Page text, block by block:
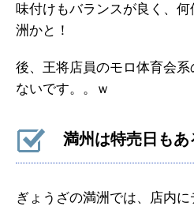
味付けもバランスが良く、
洲かと！
後、王将店員のモロ体育会
ないです。。ｗ
満州は特売日もあ
ぎょうざの満洲では、店内